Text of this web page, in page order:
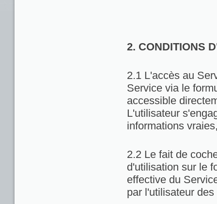
2. CONDITIONS
2.1 L'accès au
Service via le
accessible
L'utilisateur
informations
2.2 Le fait de
d'utilisation sur le
effective du
par l'utilisateur